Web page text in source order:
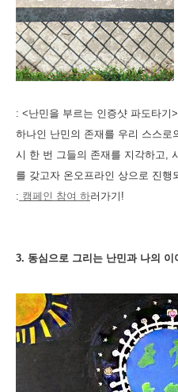
: <난민을 부르는 인증샷 파도타기
하나인 난민의 존재를 우리 스스
시 한 번 그들의 존재를 지각하고,
를 갖고자 온오프라인 상으로 진행
: 캠페인 참여 하러가기!
3. 동심으로 그리는 난민과 나의 이